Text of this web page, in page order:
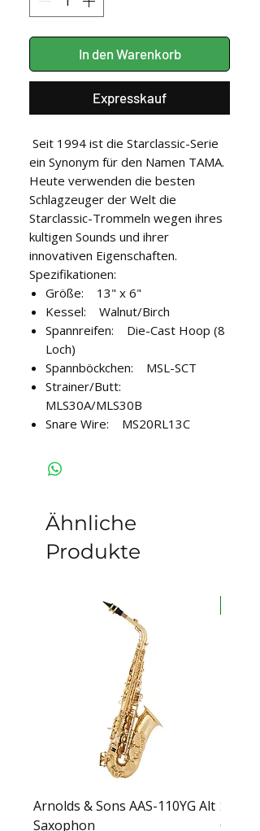
In den Warenkorb
Expresskauf
Seit 1994 ist die Starclassic-Serie
ein Synonym für den Namen TAMA.
Heute verwenden die besten
Schlagzeuger der Welt die
Starclassic-Trommeln wegen ihres
kultigen Sounds und ihrer
innovativen Eigenschaften.
Spezifikationen:
Größe: 13" x 6"
Kessel: Walnut/Birch
Spannreifen: Die-Cast Hoop (8
Loch)
Spannböckchen: MSL-SCT
Strainer/Butt:
MLS30A/MLS30B
Snare Wire: MS20RL13C
Ähnliche
Produkte
Arnolds & Sons AAS-110YG Alt
Saxophon
Crash